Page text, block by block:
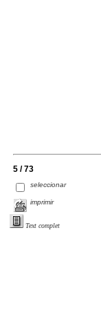
5 / 73
seleccionar
imprimir
Text complet